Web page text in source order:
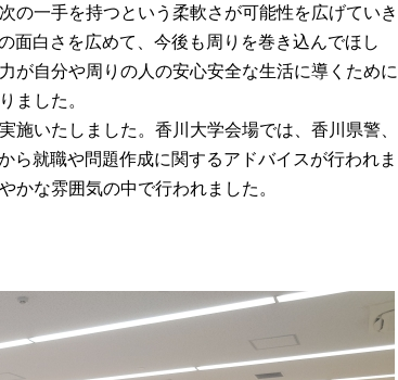
の一手を持つという柔軟さが可能性を広げていき
面白さを広めて、今後も周りを巻き込んでほし
が自分や周りの人の安心安全な生活に導くために
ました。
いたしました。香川大学会場では、香川県警、
ら就職や問題作成に関するアドバイスが行われま
かな雰囲気の中で行われました。